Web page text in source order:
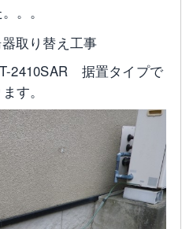
。。
2410SAR 据置タイプで
す。